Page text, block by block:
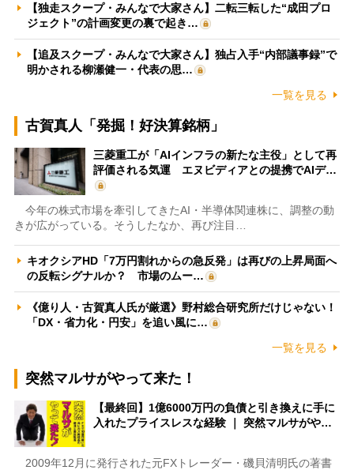
【独走スクープ・みんなで大家さん】二転三転した“成田プロ
ジェクト”の計画変更の裏で起き…
【追及スクープ・みんなで大家さん】独占入手“内部議事録”で
明かされる柳瀬健一・代表の思…
一覧を見る
古賀真人「発掘！好決算銘柄」
三菱重工が「AIインフラの新たな主役」として再
評価される気運 エヌビディアとの提携でAIデ…
今年の株式市場を牽引してきたAI・半導体関連株に、調整の動
きが広がっている。そうしたなか、再び注目…
キオクシアHD「7万円割れからの急反発」は再びの上昇局面へ
の反転シグナルか？ 市場のムー…
《億り人・古賀真人氏が厳選》野村総合研究所だけじゃない！
「DX・省力化・円安」を追い風に…
一覧を見る
突然マルサがやって来た！
【最終回】1億6000万円の負債と引き換えに手に
入れたプライスレスな経験 ｜ 突然マルサがや…
2009年12月に発行された元FXトレーダー・磯貝清明氏の著書